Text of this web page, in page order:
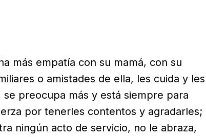
más empatía con su mamá, con su
o amistades de ella, les cuida y les
preocupa más y está siempre para
por tenerles contentos y agradarles;
ningún acto de servicio, no le abraza,